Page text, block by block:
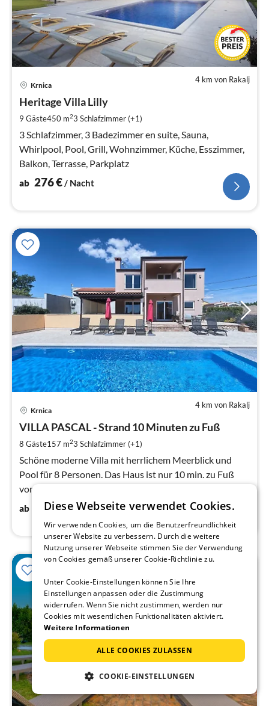
4 km von Rakalj
Krnica
Heritage Villa Lilly
9 Gäste450 m23 Schlafzimmer (+1)
3 Schlafzimmer, 3 Badezimmer en suite, Sauna,
Whirlpool, Pool, Grill, Wohnzimmer, Küche, Esszimmer,
Balkon, Terrasse, Parkplatz
ab 276€ / Nacht
4 km von Rakalj
Krnica
VILLA PASCAL - Strand 10 Minuten zu Fuß
8 Gäste157 m23 Schlafzimmer (+1)
Schöne moderne Villa mit herrlichem Meerblick und
Pool für 8 Personen. Das Haus ist nur 10 min. zu Fuß
vom schönen, ruhigen Strand. Geräumig und
komfortabel.
ab 109€/ Nacht
Diese Webseite verwendet Cookies.
Wir verwenden Cookies, um die Benutzerfreundlichkeit
unserer Website zu verbessern. Durch die weitere
Nutzung unserer Webseite stimmen Sie der Verwendung
von Cookies gemäß unserer Cookie-Richtlinie zu.
Unter Cookie-Einstellungen können Sie Ihre
Einstellungen anpassen oder die Zustimmung
widerrufen. Wenn Sie nicht zustimmen, werden nur
Cookies mit wesentlichen Funktionalitäten aktiviert.
Weitere Informationen
ALLE COOKIES ZULASSEN
COOKIE-EINSTELLUNGEN